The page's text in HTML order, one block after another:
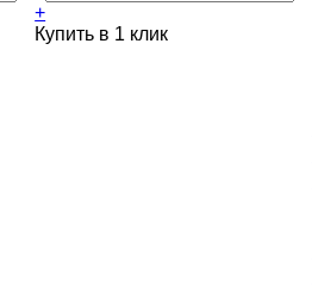
+
Купить в 1 клик